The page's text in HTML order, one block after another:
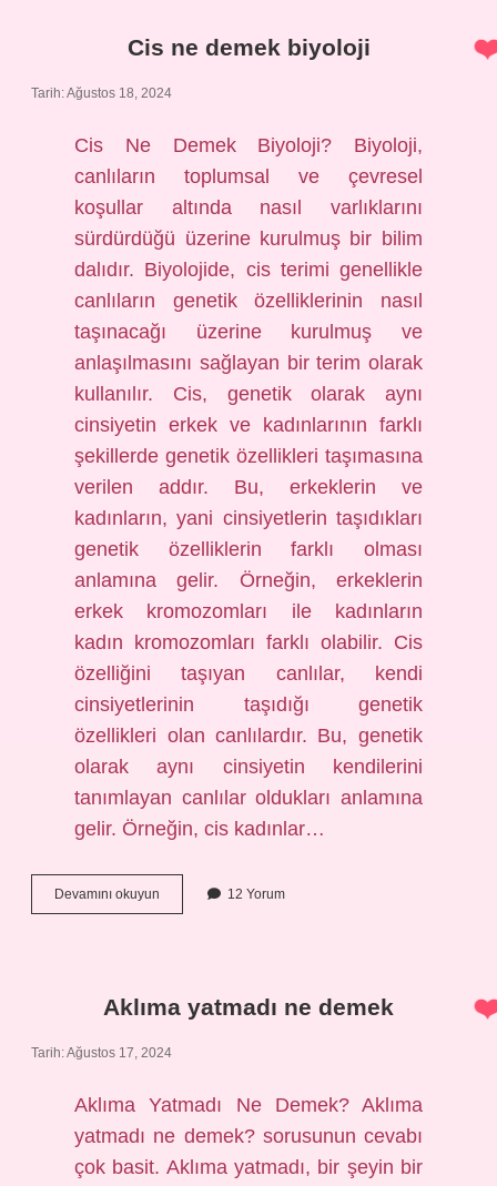
Cis ne demek biyoloji
Tarih: Ağustos 18, 2024
Cis Ne Demek Biyoloji? Biyoloji,
canlıların toplumsal ve çevresel
koşullar altında nasıl varlıklarını
sürdürdüğü üzerine kurulmuş bir bilim
dalıdır. Biyolojide, cis terimi genellikle
canlıların genetik özelliklerinin nasıl
taşınacağı üzerine kurulmuş ve
anlaşılmasını sağlayan bir terim olarak
kullanılır. Cis, genetik olarak aynı
cinsiyetin erkek ve kadınlarının farklı
şekillerde genetik özellikleri taşımasına
verilen addır. Bu, erkeklerin ve
kadınların, yani cinsiyetlerin taşıdıkları
genetik özelliklerin farklı olması
anlamına gelir. Örneğin, erkeklerin
erkek kromozomları ile kadınların
kadın kromozomları farklı olabilir. Cis
özelliğini taşıyan canlılar, kendi
cinsiyetlerinin taşıdığı genetik
özellikleri olan canlılardır. Bu, genetik
olarak aynı cinsiyetin kendilerini
tanımlayan canlılar oldukları anlamına
gelir. Örneğin, cis kadınlar…
Devamını okuyun
ne
12 Yorum
Aklıma yatmadı ne demek
Tarih: Ağustos 17, 2024
Aklıma Yatmadı Ne Demek? Aklıma
yatmadı ne demek? sorusunun cevabı
çok basit. Aklıma yatmadı, bir şeyin bir